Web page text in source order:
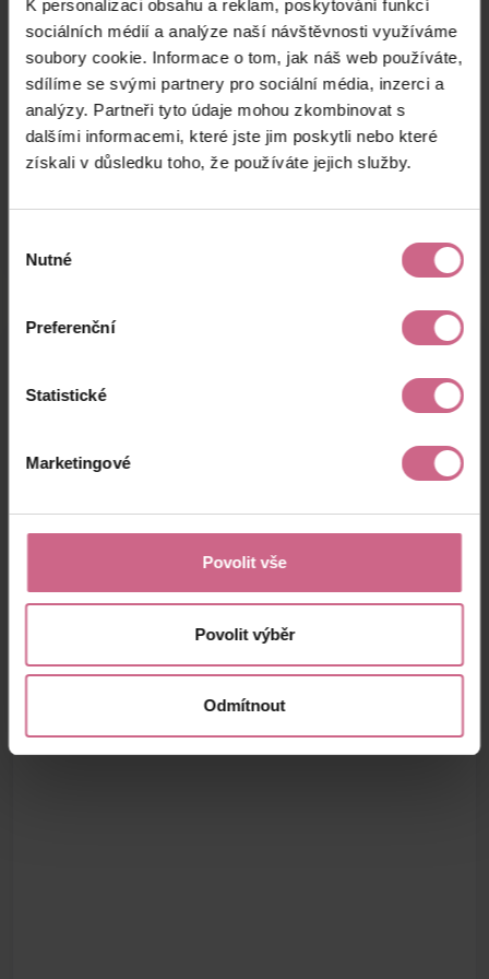
K personalizaci obsahu a reklam, poskytování funkcí
sociálních médií a analýze naší návštěvnosti využíváme
soubory cookie. Informace o tom, jak náš web používáte,
sdílíme se svými partnery pro sociální média, inzerci a
analýzy. Partneři tyto údaje mohou zkombinovat s
dalšími informacemi, které jste jim poskytli nebo které
získali v důsledku toho, že používáte jejich služby.
souhlasu
Nutné
Preferenční
Statistické
Marketingové
Povolit vše
Povolit výběr
Odmítnout
T****
O****
9. 7. 2026
21:08:55
M****
Z****
1 000 Kč
9. 7. 2026
21:02:33
30 Kč
A****
K****
2 000 Kč
9. 7. 2026
20:57:46
60 Kč
keyboard_arrow_left keyboard_arrow_right